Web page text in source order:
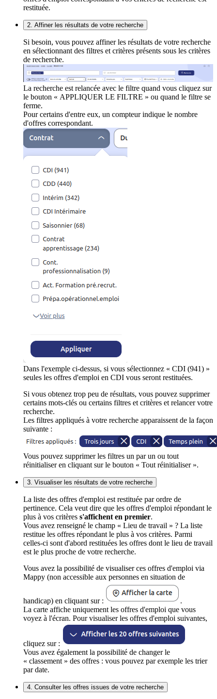
restituée.
2. Affiner les résultats de votre recherche
Si besoin, vous pouvez affiner les résultats de votre recherche
en sélectionnant des filtres et critères présents sous les critères
de recherche.
La recherche est relancée avec le filtre quand vous cliquez sur
le bouton « APPLIQUER LE FILTRE » ou quand le filtre se
ferme.
Pour certains d'entre eux, un compteur indique le nombre
d'offres correspondant.
Dans l'exemple ci-dessus, si vous sélectionnez « CDI (941) »
seules les offres d'emploi en CDI vous seront restituées.
Si vous obtenez trop peu de résultats, vous pouvez supprimer
certains mots-clés ou certains filtres et critères et relancer votre
recherche.
Les filtres appliqués à votre recherche apparaissent de la façon
suivante :
Vous pouvez supprimer les filtres un par un ou tout
réinitialiser en cliquant sur le bouton « Tout réinitialiser ».
3. Visualiser les résultats de votre recherche
La liste des offres d'emploi est restituée par ordre de
pertinence. Cela veut dire que les offres d'emploi répondant le
plus à vos critères s'affichent en premier.
Vous avez renseigné le champ « Lieu de travail » ? La liste
restitue les offres répondant le plus à vos critères. Parmi
celles-ci sont d'abord restituées les offres dont le lieu de travail
est le plus proche de votre recherche.
Vous avez la possibilité de visualiser ces offres d'emploi via
Mappy (non accessible aux personnes en situation de
handicap) en cliquant sur :
.
La carte affiche uniquement les offres d'emploi que vous
voyez à l'écran. Pour visualiser les offres d'emploi suivantes,
cliquez sur :
Vous avez également la possibilité de changer le
« classement » des offres : vous pouvez par exemple les trier
par date.
4. Consulter les offres issues de votre recherche